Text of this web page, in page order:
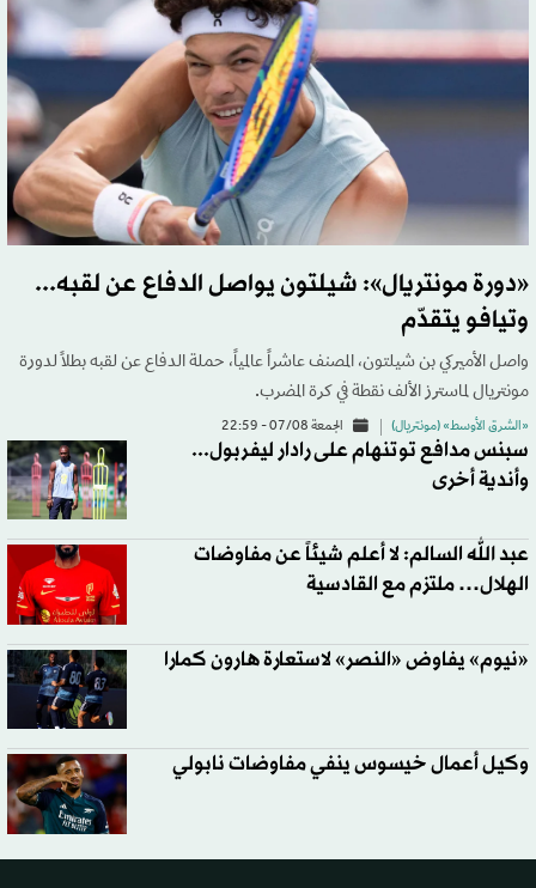
«دورة مونتريال»: شيلتون يواصل الدفاع عن لقبه...
وتيافو يتقدّم
واصل الأميركي بن شيلتون، المصنف عاشراً عالمياً، حملة الدفاع عن لقبه بطلاً لدورة
مونتريال لماسترز الألف نقطة في كرة المضرب.
«الشرق الأوسط» (مونتريال) الجمعة 07/08 - 22:59
سبنس مدافع توتنهام على رادار ليفربول...
وأندية أخرى
عبد الله السالم: لا أعلم شيئاً عن مفاوضات
الهلال… ملتزم مع القادسية
«نيوم» يفاوض «النصر» لاستعارة هارون كمارا
وكيل أعمال خيسوس ينفي مفاوضات نابولي